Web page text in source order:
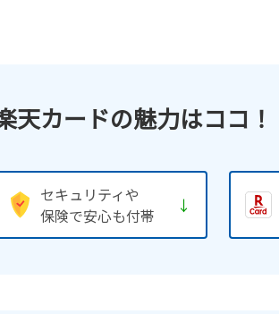
天カードの魅力はココ！
セキュリティや
保険で安心も付帯
↓